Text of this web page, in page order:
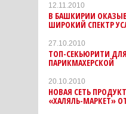
12.11.2010
В БАШКИРИИ
ШИРОКИЙ СПЕКТР
27.10.2010
ТОП-СЕКЬЮРИТИ
ПАРИКМАХЕРСКОЙ
20.10.2010
НОВАЯ СЕТЬ
«ХАЛЯЛЬ-МАРКЕТ»